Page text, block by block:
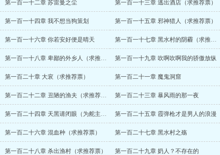
第一百一十二章 苏雷曼之尘 第一百一十三章 逃出酒店（求推荐票）
第一百一十四章 我不想当狗策划 第一百一十五章 邪神猎人（求推荐票）
第一百一十六章 你若安好便是晴天 第一百一十七章 黑水村的阴霾（求推荐票）
第一百一十八章 卑鄙的外乡人（求推荐票） 第一百一十九章 吹啊吹啊我的骄傲放纵
第一百二十章 大衮（求推荐票） 第一百二十一章 魔鬼洞窟
第一百二十二章 丑陋的渔夫（求推荐票） 第一百二十三章 暴风雨的那一夜
第一百二十四章 天黑请闭眼（为舵主野原影之助加更） 第一百二十五章 霞弹枪才是男人的浪漫
第一百二十六章 混血种（求推荐票） 第一百二十七章 黑水村之殇
第一百二十八章 杀出渔村（求推荐票） 第一百二十九章 奶人？不存在的